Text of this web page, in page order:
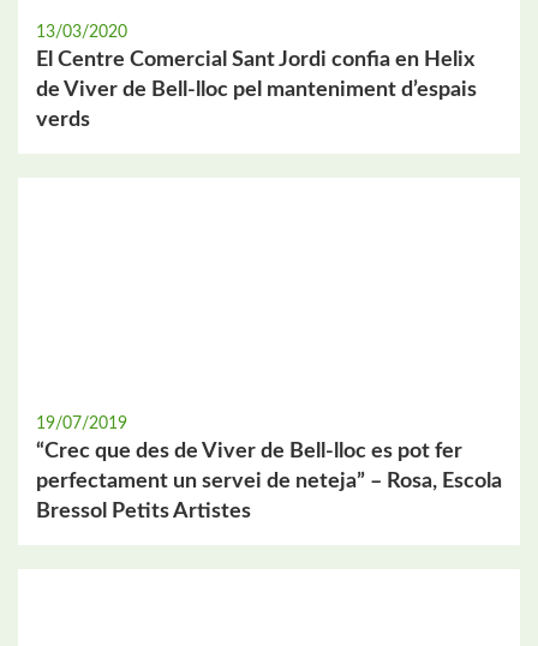
13/03/2020
El Centre Comercial Sant Jordi confia en Helix
de Viver de Bell-lloc pel manteniment d’espais
verds
19/07/2019
“Crec que des de Viver de Bell-lloc es pot fer
perfectament un servei de neteja” – Rosa, Escola
Bressol Petits Artistes